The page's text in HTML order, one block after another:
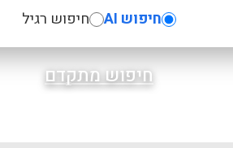
חיפוש AI חיפוש רגיל
חיפוש מתקדם